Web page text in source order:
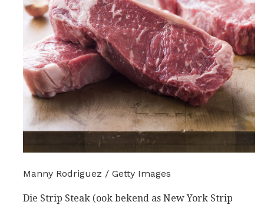
Manny Rodriguez / Getty Images
Die Strip Steak (ook bekend as New York Strip